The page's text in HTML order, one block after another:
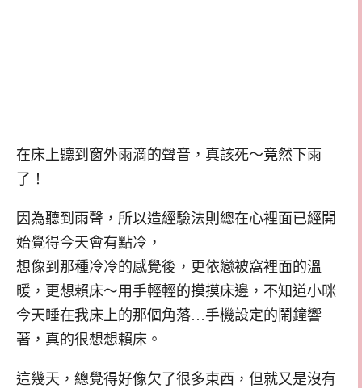
在床上聽到窗外雨滴的聲音，真該死～竟然下雨
了！
因為聽到雨聲，所以造經驗法則總在心裡面已經開
始覺得今天會有點冷，
想像到那種冷冷的感覺後，更依戀被窩裡面的溫
暖，更想賴床～用手輕輕的摸摸床邊，不知道小咪
今天睡在我床上的那個角落…手機設定的鬧鐘響
著，真的很想想賴床。
這幾天，總覺得好像欠了很多東西，但就又是沒有